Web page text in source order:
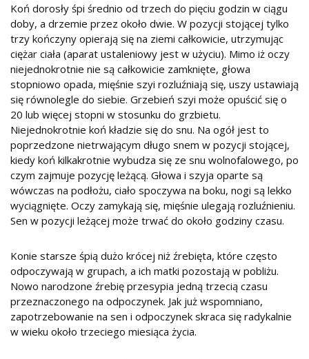
Koń dorosły śpi średnio od trzech do pięciu godzin w ciągu
doby, a drzemie przez około dwie. W pozycji stojącej tylko
trzy kończyny opierają się na ziemi całkowicie, utrzymując
ciężar ciała (aparat ustaleniowy jest w użyciu). Mimo iż oczy
niejednokrotnie nie są całkowicie zamknięte, głowa
stopniowo opada, mięśnie szyi rozluźniają się, uszy ustawiają
się równolegle do siebie. Grzebień szyi może opuścić się o
20 lub więcej stopni w stosunku do grzbietu.
Niejednokrotnie koń kładzie się do snu. Na ogół jest to
poprzedzone nietrwającym długo snem w pozycji stojącej,
kiedy koń kilkakrotnie wybudza się ze snu wolnofalowego, po
czym zajmuje pozycję leżącą. Głowa i szyja oparte są
wówczas na podłożu, ciało spoczywa na boku, nogi są lekko
wyciągnięte. Oczy zamykają się, mięśnie ulegają rozluźnieniu.
Sen w pozycji leżącej może trwać do około godziny czasu.
Konie starsze śpią dużo krócej niż źrebięta, które często
odpoczywają w grupach, a ich matki pozostają w pobliżu.
Nowo narodzone źrebię przesypia jedną trzecią czasu
przeznaczonego na odpoczynek. Jak już wspomniano,
zapotrzebowanie na sen i odpoczynek skraca się radykalnie
w wieku około trzeciego miesiąca życia.